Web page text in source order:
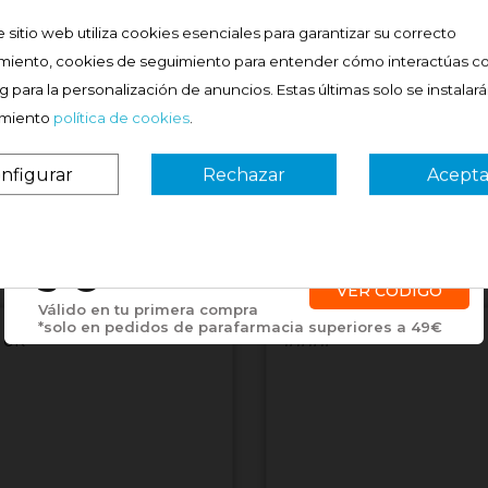
ok ####
¿Es tu primera vez? ¡SORPRESA!
VER CÓDIGO
Válido en tu primera compra
*solo en pedidos de parafarmacia superiores a 49€
3 €
sitio web utiliza cookies esenciales para garantizar su correcto
cookies de seguimiento para entender cómo interactúas
para la personalización de anuncios. Estas últimas solo se
política de cookies
Rechazar